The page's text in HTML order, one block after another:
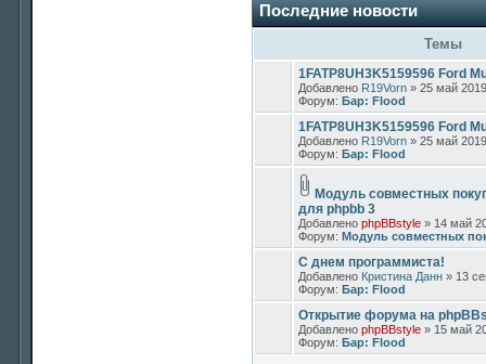
Последние новости
Темы
1FATP8UH3K5159596 Ford
Добавлено R19Vorn » 25 май
Форум: Бар: Flood
1FATP8UH3K5159596 Ford
Добавлено R19Vorn » 25 май
Форум: Бар: Flood
Модуль совместных
для phpbb 3
Добавлено phpBBstyle » 14 май
Форум: Модуль совместных
С днем программиста!
Добавлено Кристина Данн » 13
Форум: Бар: Flood
Открытие форума на
Добавлено phpBBstyle » 15 май
Форум: Бар: Flood